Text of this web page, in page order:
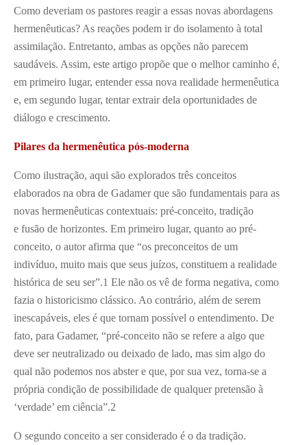
Como deveriam os pastores reagir a essas novas abordagens
hermenêuticas? As reações podem ir do isolamento à total
assimilação. Entretanto, ambas as opções não parecem
saudáveis. Assim, este artigo propõe que o melhor caminho é,
em primeiro lugar, entender essa nova realidade hermenêutica
e, em segundo lugar, tentar extrair dela oportunidades de
diálogo e crescimento.
Pilares da hermenêutica pós-moderna
Como ilustração, aqui são explorados três conceitos
elaborados na obra de Gadamer que são fundamentais para as
novas hermenêuticas contextuais: pré-conceito, tradição
e fusão de horizontes. Em primeiro lugar, quanto ao pré-
conceito, o autor afirma que “os preconceitos de um
indivíduo, muito mais que seus juízos, constituem a realidade
histórica de seu ser”.1 Ele não os vê de forma negativa, como
fazia o historicismo clássico. Ao contrário, além de serem
inescapáveis, eles é que tornam possível o entendimento. De
fato, para Gadamer, “pré-conceito não se refere a algo que
deve ser neutralizado ou deixado de lado, mas sim algo do
qual não podemos nos abster e que, por sua vez, torna-se a
própria condição de possibilidade de qualquer pretensão à
‘verdade’ em ciência”.2
O segundo conceito a ser considerado é o da tradição.